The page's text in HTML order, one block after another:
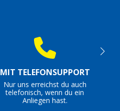
MIT TELEFONSUPPORT
Nur uns erreichst du auch
telefonisch, wenn du ein
Anliegen hast.